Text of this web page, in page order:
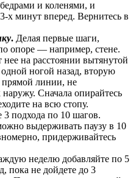
и коленями, и
х минут вперед. Вернитесь в
. Делая первые шаги,
опоре — например, стене.
нее на расстоянии вытянутой
ногой назад, вторую
прямой линии, не
Сначала опирайтесь
на всю стопу.
3 подхода по 10 шагов.
выдерживать паузу в 10
придерживайтесь
неделю добавляйте по 5
пока не дойдете до 3